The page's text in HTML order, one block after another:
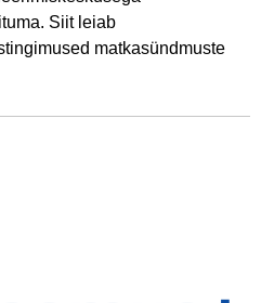
Siit leiab
matkasündmuste